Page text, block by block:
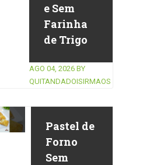
e Sem
Farinha
de Trigo
AGO 04, 2026 BY
QUITANDADOISIRMAOS
Pastel de
Forno
Sem